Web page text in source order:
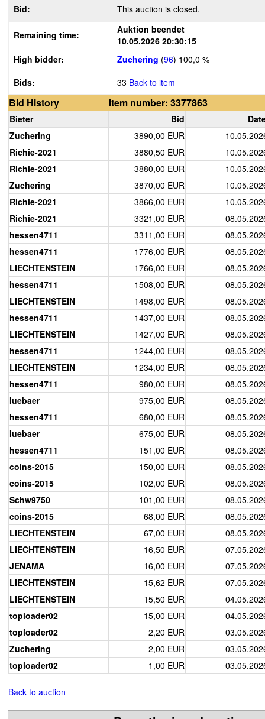
Bid: This auction is closed.
Remaining time:
Auktion beendet
10.05.2026 20:30:15
High bidder:
Zuchering (96) 100,0 %
Bids:
33 Back to item
Bid History Item number: 3377863
Bieter Bid
Zuchering
3890,00 EUR
Richie-2021
3880,50 EUR
Richie-2021
3880,00 EUR
Zuchering
3870,00 EUR
Richie-2021
3866,00 EUR
Richie-2021
3321,00 EUR
hessen4711
3311,00 EUR
hessen4711
1776,00 EUR
LIECHTENSTEIN
1766,00 EUR
hessen4711
1508,00 EUR
LIECHTENSTEIN
1498,00 EUR
hessen4711
1437,00 EUR
LIECHTENSTEIN
1427,00 EUR
hessen4711
1244,00 EUR
LIECHTENSTEIN
1234,00 EUR
hessen4711
980,00 EUR
luebaer
975,00 EUR
hessen4711
680,00 EUR
luebaer
675,00 EUR
hessen4711
151,00 EUR
coins-2015
150,00 EUR
coins-2015
102,00 EUR
Schw9750
101,00 EUR
coins-2015
68,00 EUR
LIECHTENSTEIN
67,00 EUR
LIECHTENSTEIN
16,50 EUR
JENAMA
16,00 EUR
LIECHTENSTEIN
15,62 EUR
LIECHTENSTEIN
15,50 EUR
toploader02
15,00 EUR
toploader02
2,20 EUR
Zuchering
2,00 EUR
toploader02
1,00 EUR
Back to auction